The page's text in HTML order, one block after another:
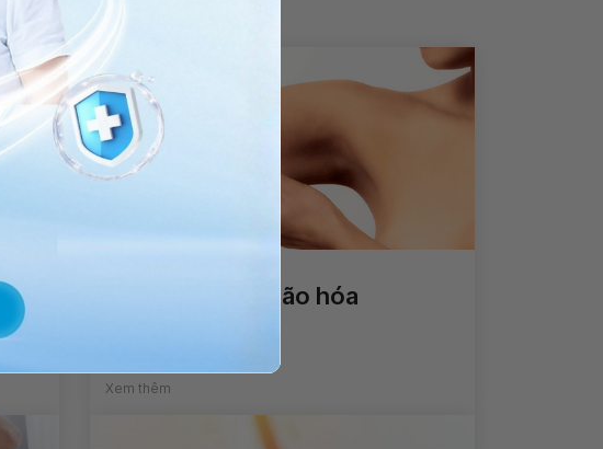
Mất cơ bắp do lão hóa
Xem thêm